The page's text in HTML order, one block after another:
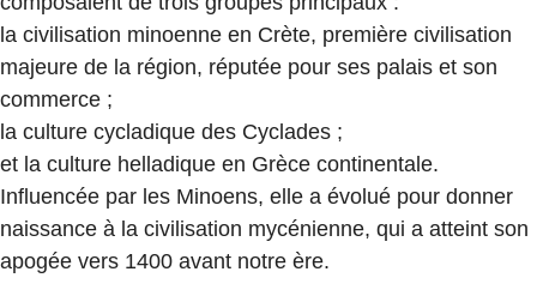
la civilisation minoenne en Crète, première civilisation
majeure de la région, réputée pour ses palais et son
commerce ;
la culture cycladique des Cyclades ;
et la culture helladique en Grèce continentale.
Influencée par les Minoens, elle a évolué pour donner
naissance à la civilisation mycénienne, qui a atteint son
apogée vers 1400 avant notre ère.